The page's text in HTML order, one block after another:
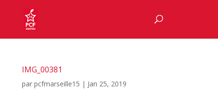
IMG_00381
par pcfmarseille15 | Jan 25, 2019